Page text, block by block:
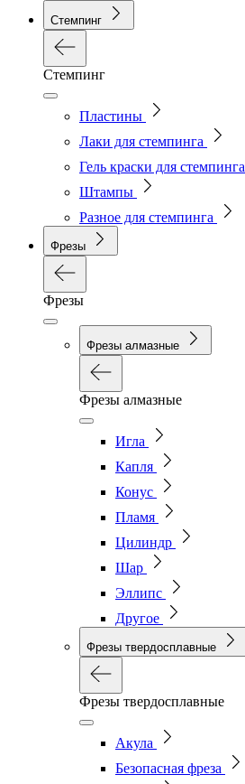
Стемпинг
Стемпинг
Пластины
Лаки для стемпинга
Гель краски для стемпинга
Штампы
Разное для стемпинга
Фрезы
Фрезы
Фрезы алмазные
Фрезы алмазные
Игла
Капля
Конус
Пламя
Цилиндр
Шар
Эллипс
Другое
Фрезы твердосплавные
Фрезы твердосплавные
Акула
Безопасная фреза